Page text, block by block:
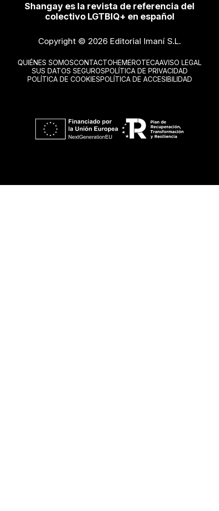
Shangay es la revista de referencia del
colectivo LGTBIQ+ en español
Copyright © 2026 Editorial Imaní S.L.
QUIÉNES SOMOSCONTACTOHEMEROTECAAVISO LEGAL
SUS DATOS SEGUROSPOLÍTICA DE PRIVACIDAD
POLÍTICA DE COOKIESPOLÍTICA DE ACCESIBILIDAD